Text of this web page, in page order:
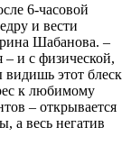
6-часовой
и вести
Шабанова. –
– и с физической,
видишь этот блеск
к любимому
– открывается
а весь негатив